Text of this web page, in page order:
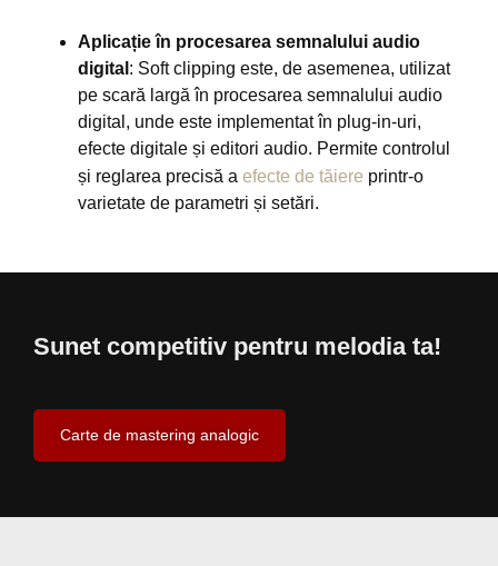
Aplicație în procesarea semnalului audio
digital : Soft clipping este, de asemenea, utilizat
pe scară largă în procesarea semnalului audio
digital, unde este implementat în plug-in-uri,
efecte digitale și editori audio. Permite controlul
și reglarea precisă a efecte de tăiere printr-o
varietate de parametri și setări.
Sunet competitiv pentru melodia ta!
Carte de mastering analogic